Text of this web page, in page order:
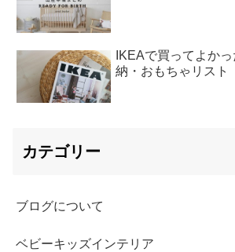
IKEAで買ってよか
納・おもちゃリスト
カテゴリー
ブログについて
ベビーキッズインテリア